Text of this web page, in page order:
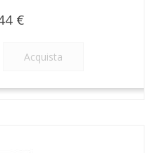
€
Acquista